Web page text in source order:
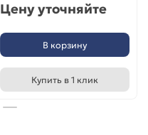
Цену уточняйте
В корзину
Купить в 1 клик